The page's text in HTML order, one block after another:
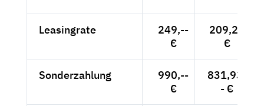
Leasingrate
249,--
€
209,24
€
Sonderzahlung
990,--
€
831,93-
- €